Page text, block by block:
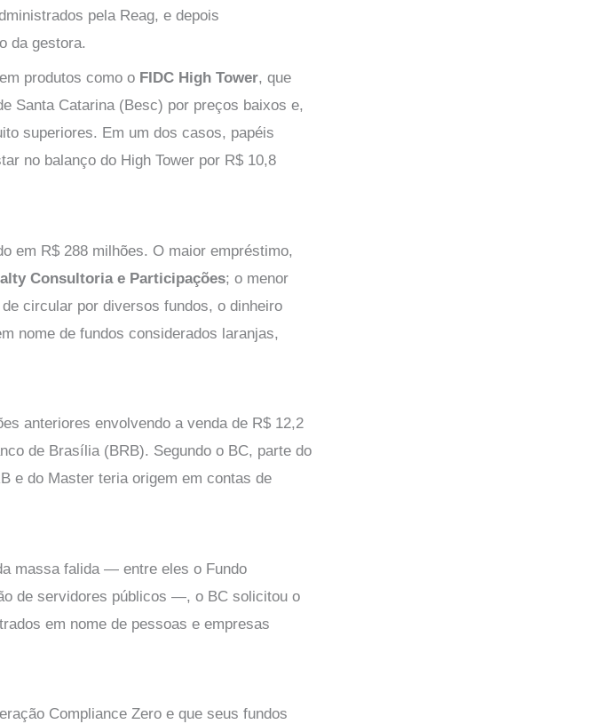
pela Reag, e depois
da gestora.
produtos como o FIDC High Tower, que
Santa Catarina (Besc) por preços baixos e,
superiores. Em um dos casos, papéis
no balanço do High Tower por R$ 10,8
em R$ 288 milhões. O maior empréstimo,
Consultoria e Participações; o menor
circular por diversos fundos, o dinheiro
nome de fundos considerados laranjas,
anteriores envolvendo a venda de R$ 12,2
de Brasília (BRB). Segundo o BC, parte do
e do Master teria origem em contas de
massa falida — entre eles o Fundo
de servidores públicos —, o BC solicitou o
em nome de pessoas e empresas
Compliance Zero e que seus fundos